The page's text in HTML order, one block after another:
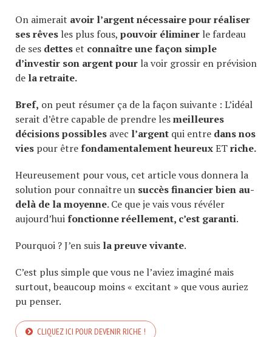
On aimerait avoir l’argent nécessaire pour réaliser
ses rêves les plus fous, pouvoir éliminer le fardeau
de ses dettes et connaître une façon simple
d’investir son argent pour la voir grossir en prévision
de la retraite.
Bref, on peut résumer ça de la façon suivante : L’idéal
serait d’être capable de prendre lesmeilleures
décisions possibles avec l’argent qui entre dans nos
vies pour êtrefondamentalement heureuxETriche.
Heureusement pour vous, cet article vous donnera la
solution pour connaître un succès financier bien au-
delà de la moyenne. Ce que je vais vous révéler
aujourd’huifonctionne réellement, c’est garanti.
Pourquoi ? J’en suis la preuve vivante.
C’est plus simple que vous ne l’aviez imaginé mais
surtout, beaucoup moins « excitant » que vous auriez
pu penser.
CLIQUEZ ICI POUR DEVENIR RICHE !